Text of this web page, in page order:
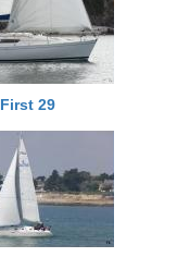
First 29